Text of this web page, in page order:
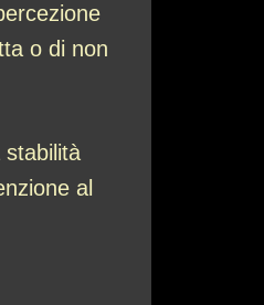
o di non
stabilità
al